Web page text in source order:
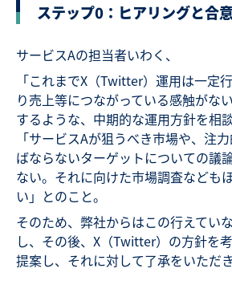
ステップ0：ヒアリングと合
サービスAの担当者いわく、
「これまでX（Twitter）運用は一定
り売上等につながっている感触がな
するような、中期的な運用方針を相
「サービスAが狙うべき市場や、注
ばならないターゲットについての議
ない。それに向けた市場調査なども
い」とのこと。
そのため、弊社からはこの行えてい
し、その後、X（Twitter）の方針を
提案し、それに対して了承をいただ